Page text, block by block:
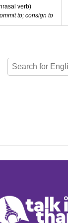
verb)
to; consign to